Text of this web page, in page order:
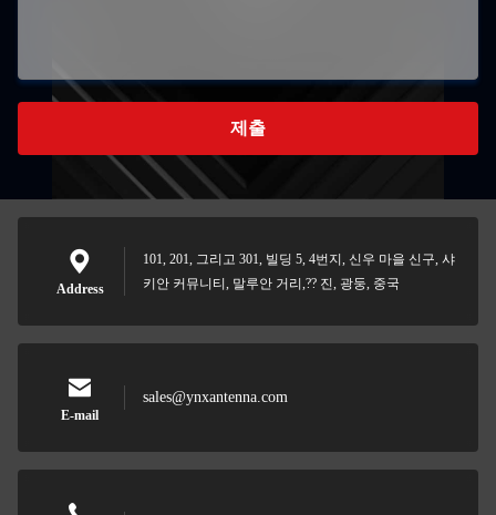
제출
Address
101, 201, 그리고 301, 빌딩 5, 4번지, 신우 마을 신구, 샤
키안 커뮤니티, 말루안 거리,?? 진, 광둥, 중국
E-mail
sales@ynxantenna.com